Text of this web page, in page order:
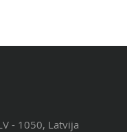
- 1050, Latvija